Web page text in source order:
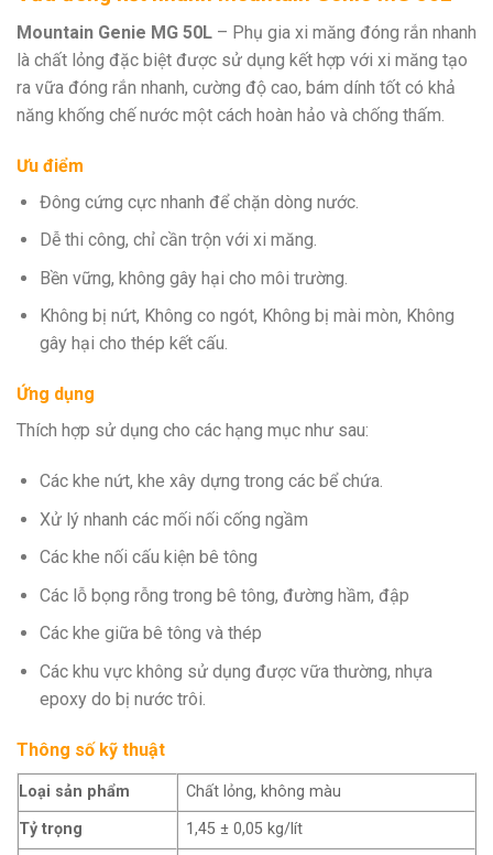
Mountain Genie MG 50L – Phụ gia xi măng đóng rắn nhanh
là chất lỏng đặc biệt được sử dụng kết hợp với xi măng tạo
ra vữa đóng rắn nhanh, cường độ cao, bám dính tốt có khả
năng khống chế nước một cách hoàn hảo và chống thấm.
Ưu điểm
Đông cứng cực nhanh để chặn dòng nước.
Dễ thi công, chỉ cần trộn với xi măng.
Bền vững, không gây hại cho môi trường.
Không bị nứt, Không co ngót, Không bị mài mòn, Không
gây hại cho thép kết cấu.
Ứng dụng
Thích hợp sử dụng cho các hạng mục như sau:
Các khe nứt, khe xây dựng trong các bể chứa.
Xử lý nhanh các mối nối cống ngầm
Các khe nối cấu kiện bê tông
Các lỗ bọng rỗng trong bê tông, đường hầm, đập
Các khe giữa bê tông và thép
Các khu vực không sử dụng được vữa thường, nhựa
epoxy do bị nước trôi.
Thông số kỹ thuật
Loại sản phẩm
Chất lỏng, không màu
Tỷ trọng
1,45 ± 0,05 kg/lít